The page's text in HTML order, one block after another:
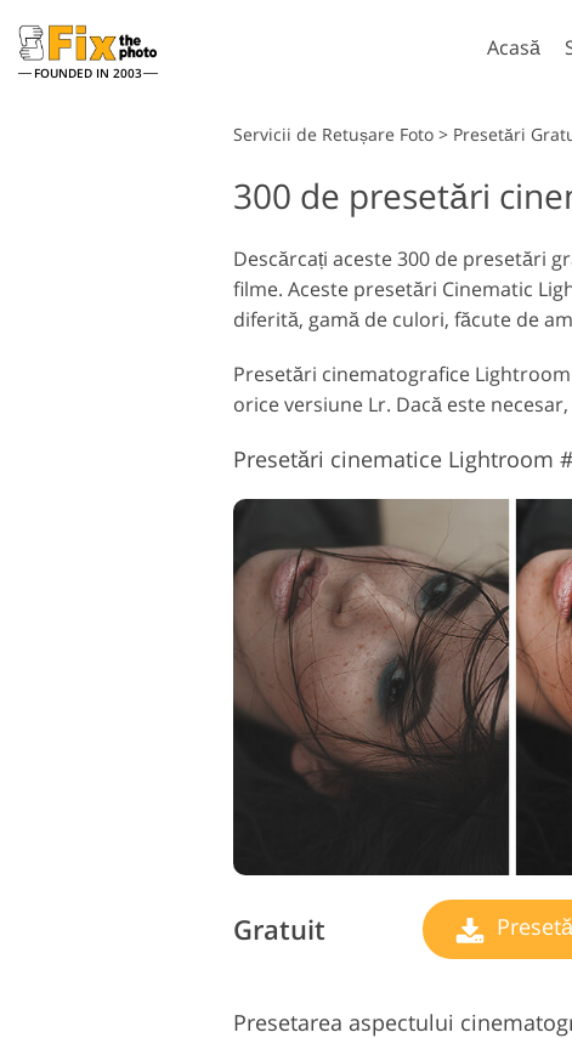
FOUNDED IN 2003
Acasă
Servicii de editare foto de
Retusarea produsului
Servicii
Lightroom
Presetări Lightroom
presetată LR
Cea mai buna afacere
Presets
Ps
Ps
Servicii de Retușare Foto > Presetări
300 de presetări
Descărcați aceste 300 de presetări
filme. Aceste presetări Cinematic
diferită, gamă de culori, făcute de
Presetări cinematografice
orice versiune Lr. Dacă este
Presetări cinematice Lightroom
Gratuit